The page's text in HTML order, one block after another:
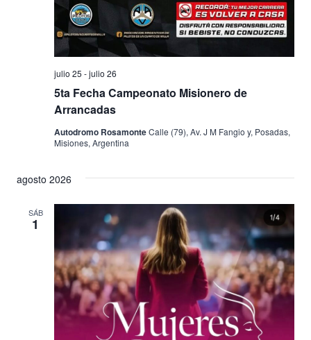
5ta Fecha Campeonato Misionero de
Arrancadas
julio 25 -julio 26
Autodromo RosamonteCalle (79), Av. J M Fangio y, Posadas,
Misiones, Argentina
agosto 2026
SÁB
1